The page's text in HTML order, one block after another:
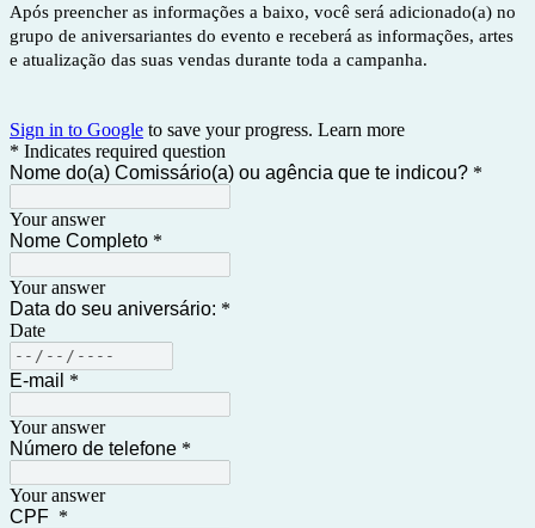
Após preencher as informações a baixo, você será adicionado(a) no
grupo de aniversariantes do evento e receberá as informações, artes
e atualização das suas vendas durante toda a campanha.
Sign in to Google to save your progress. Learn more
* Indicates required question
Nome do(a) Comissário(a) ou agência que te indicou? *
Your answer
Nome Completo *
Your answer
Data do seu aniversário: *
Date
E-mail *
Your answer
Número de telefone *
Your answer
CPF *